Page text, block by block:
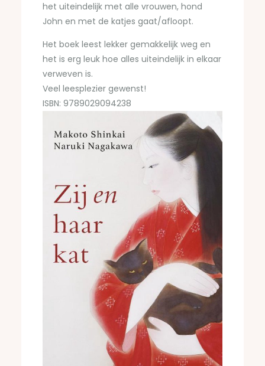
het uiteindelijk met alle vrouwen, hond
John en met de katjes gaat/afloopt.
Het boek leest lekker gemakkelijk weg en
het is erg leuk hoe alles uiteindelijk in elkaar
verweven is.
Veel leesplezier gewenst!
ISBN: 9789029094238